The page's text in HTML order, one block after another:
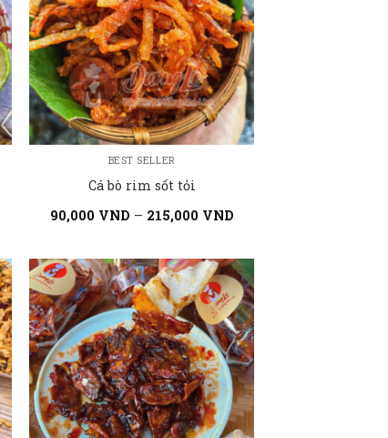
BEST SELLER
Cá bò rim sốt tỏi
90,000 VND – 215,000 VND